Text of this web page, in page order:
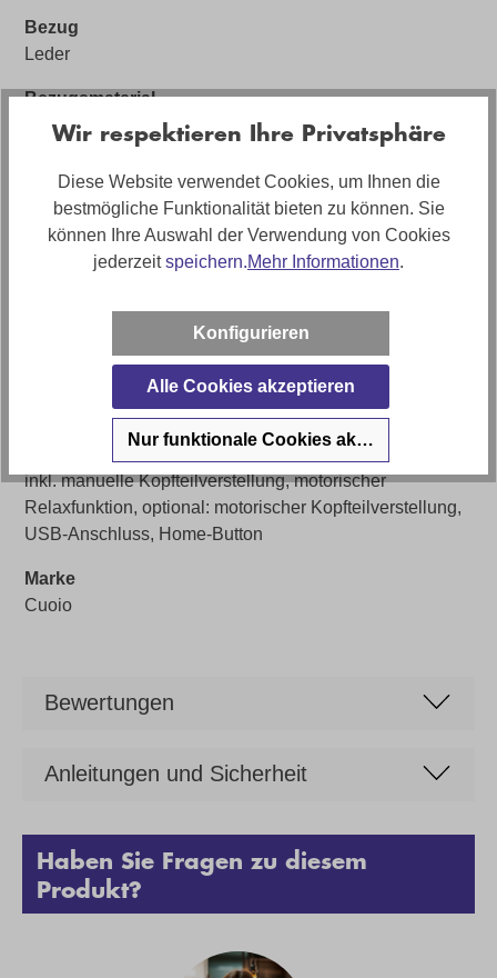
Bezug
Leder
Bezugsmaterial
Editionsleder
Breite: ca. 300cm, Tiefe: ca. 217cm, Höhe: ca. 100cm
Sitzhöhe
ca. 46cm
Polstermaterial
Artikel Bezeichnung
Ecksofa Firenze mit motorischer Relaxfunktion in Leder
inkl. manuelle Kopfteilverstellung, motorischer
Relaxfunktion, optional: motorischer Kopfteilverstellung,
USB-Anschluss, Home-Button
Marke
Cuoio
Bewertungen
Anleitungen und Sicherheit
Haben Sie Fragen zu diesem
Produkt?
Wir respektieren Ihre Privatsphäre
Diese Website verwendet Cookies, um Ihnen die
bestmögliche Funktionalität bieten zu können. Sie
können Ihre Auswahl der Verwendung von Cookies
jederzeitspeichern.Mehr Informationen.
Konfigurieren
Alle Cookies akzeptieren
Nur funktionale Cookies akzeptieren